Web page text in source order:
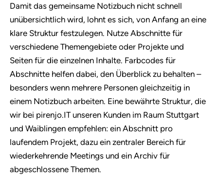
Damit das gemeinsame Notizbuch nicht schnell
unübersichtlich wird, lohnt es sich, von Anfang an eine
klare Struktur festzulegen. Nutze Abschnitte für
verschiedene Themengebiete oder Projekte und
Seiten für die einzelnen Inhalte. Farbcodes für
Abschnitte helfen dabei, den Überblick zu behalten –
besonders wenn mehrere Personen gleichzeitig in
einem Notizbuch arbeiten. Eine bewährte Struktur, die
wir bei pirenjo.IT unseren Kunden im Raum Stuttgart
und Waiblingen empfehlen: ein Abschnitt pro
laufendem Projekt, dazu ein zentraler Bereich für
wiederkehrende Meetings und ein Archiv für
abgeschlossene Themen.